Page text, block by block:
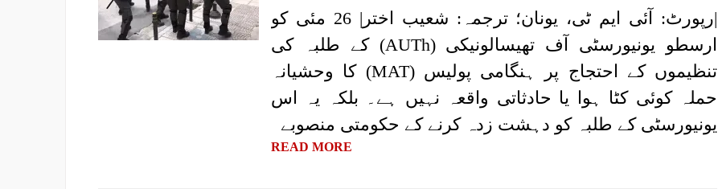
|رپورٹ: آئی ایم ٹی، یونان؛ ترجمہ: شعیب اختر| 26 مئی کو
ارسطو یونیورسٹی آف تھیسالونیکی (AUTh) کے طلبہ کی
تنظیموں کے احتجاج پر ہنگامی پولیس (MAT) کا وحشیانہ
حملہ کوئی کٹا ہوا یا حادثاتی واقعہ نہیں ہے۔ بلکہ یہ اس
یونیورسٹی کے طلبہ کو دہشت زدہ کرنے کے حکومتی منصوبے
READ MORE